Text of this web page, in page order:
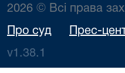
2026 © Всі права
Про суд Прес-
v1.38.1